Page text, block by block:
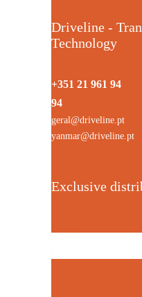
Driveline -
Technology
+351 21 961 94
94
geral@driveline.pt
yanmar@driveline.pt
Exclusive